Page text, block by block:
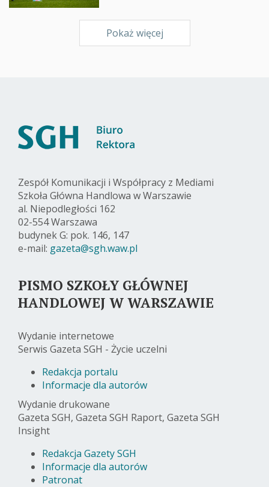
Pokaż więcej
Zespół Komunikacji i Współpracy z Mediami
Szkoła Główna Handlowa w Warszawie
al. Niepodległości 162
02-554 Warszawa
budynek G: pok. 146, 147
e-mail: gazeta@sgh.waw.pl
PISMO SZKOŁY GŁÓWNEJ
HANDLOWEJ W WARSZAWIE
Wydanie internetowe
Serwis Gazeta SGH - Życie uczelni
Redakcja portalu
Informacje dla autorów
Wydanie drukowane
Gazeta SGH, Gazeta SGH Raport, Gazeta SGH
Insight
Redakcja Gazety SGH
Informacje dla autorów
Patronat